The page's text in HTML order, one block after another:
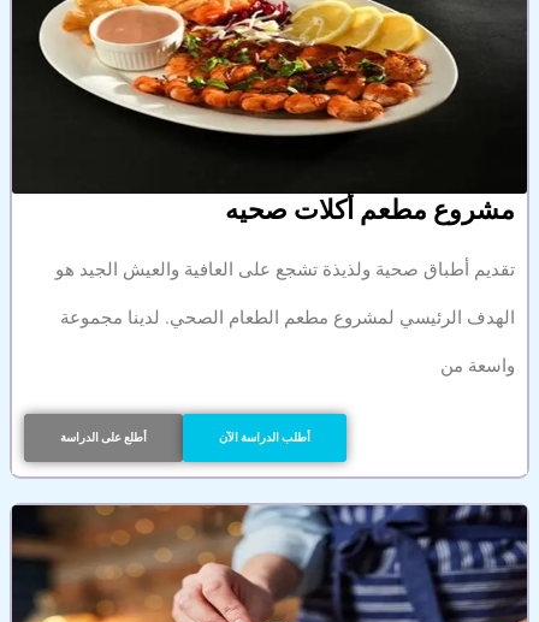
مشروع مطعم أكلات صحيه
تقديم أطباق صحية ولذيذة تشجع على العافية والعيش الجيد هو
الهدف الرئيسي لمشروع مطعم الطعام الصحي. لدينا مجموعة
واسعة من
أطلع على الدراسة أطلب الدراسة الآن